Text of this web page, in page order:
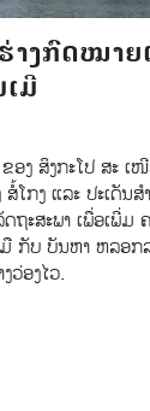
າງກົດໝາຍ
ມີ
ອງ ສິງກະໂປ ສະ
ໂກງ ແລະ ປະເດັນ
ຖະສະພາ ເພື່ອເພີ່
ກັບ ບັນຫາ ຫລອກ
ວ່ອງໄວ.